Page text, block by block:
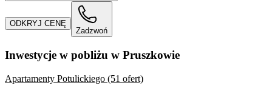
ODKRYJ CENĘ
Zadzwoń
Inwestycje w pobliżu w Pruszkowie
Apartamenty Potulickiego (51 ofert)